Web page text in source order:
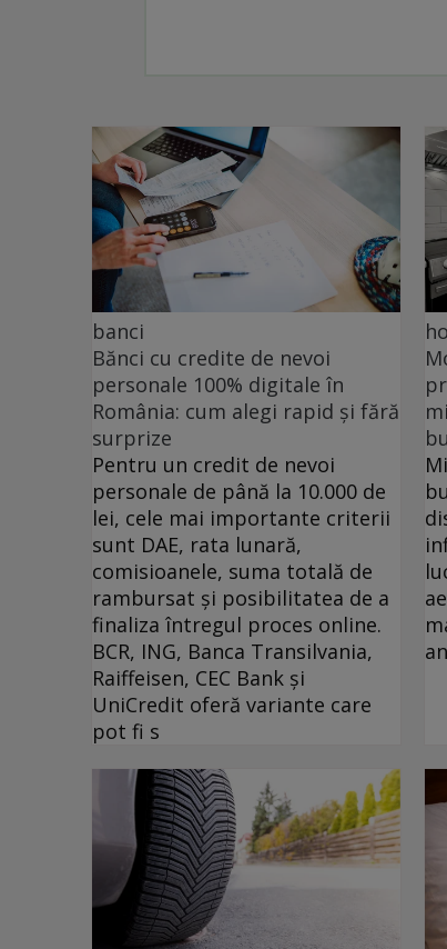
banci
Bănci cu credite de nevoi
personale 100% digitale în
România: cum alegi rapid și fără
surprize
Pentru un credit de nevoi
personale de până la 10.000 de
lei, cele mai importante criterii
sunt DAE, rata lunară,
comisioanele, suma totală de
rambursat și posibilitatea de a
finaliza întregul proces online.
BCR, ING, Banca Transilvania,
Raiffeisen, CEC Bank și
UniCredit oferă variante care
pot fi s